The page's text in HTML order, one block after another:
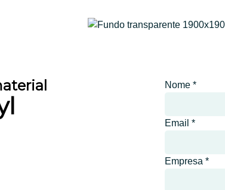
Nome *
Email *
Empresa *